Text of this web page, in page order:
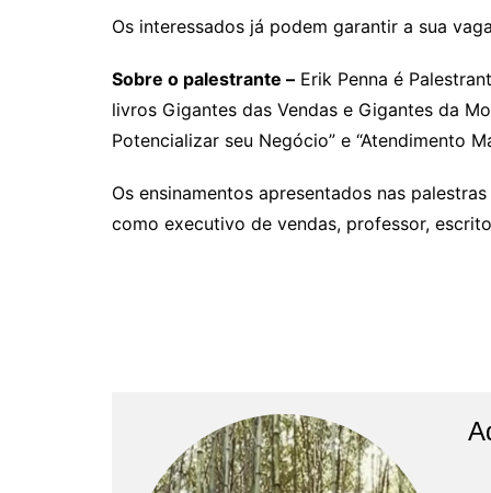
Os interessados já podem garantir a sua
Sobre o palestrante – Erik Penna é
livros Gigantes das Vendas e Gigantes da
Potencializar seu Negócio” e “Atendimento
Os ensinamentos apresentados nas
como executivo de vendas, professor,